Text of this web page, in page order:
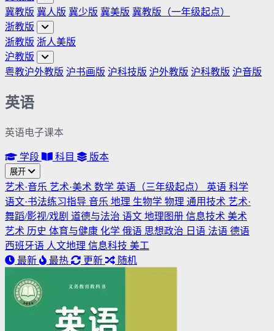
冀教版 冀人版 冀少版 冀美版 冀教版（一年级起点）
浙教版
浙教版 浙人美版
沪教版
粤教沪外教版 沪书画版 沪科技版 沪外教版 沪科教版 沪音版
英语
英语电子课本
学段 科目 版本
展开
艺术·音乐 艺术·美术 数学 英语（三年级起点） 英语 科学
语文·书法练习指导 音乐 地理 生物学 物理 通用技术 艺术·
舞蹈/影视/戏剧 道德与法治 语文 地理图册 信息技术 美术
艺术 历史 体育与健康 化学 俄语 思想政治 日语 法语 德语
西班牙语 人文地理 信息科技 美工
最新
最热 更新 随机